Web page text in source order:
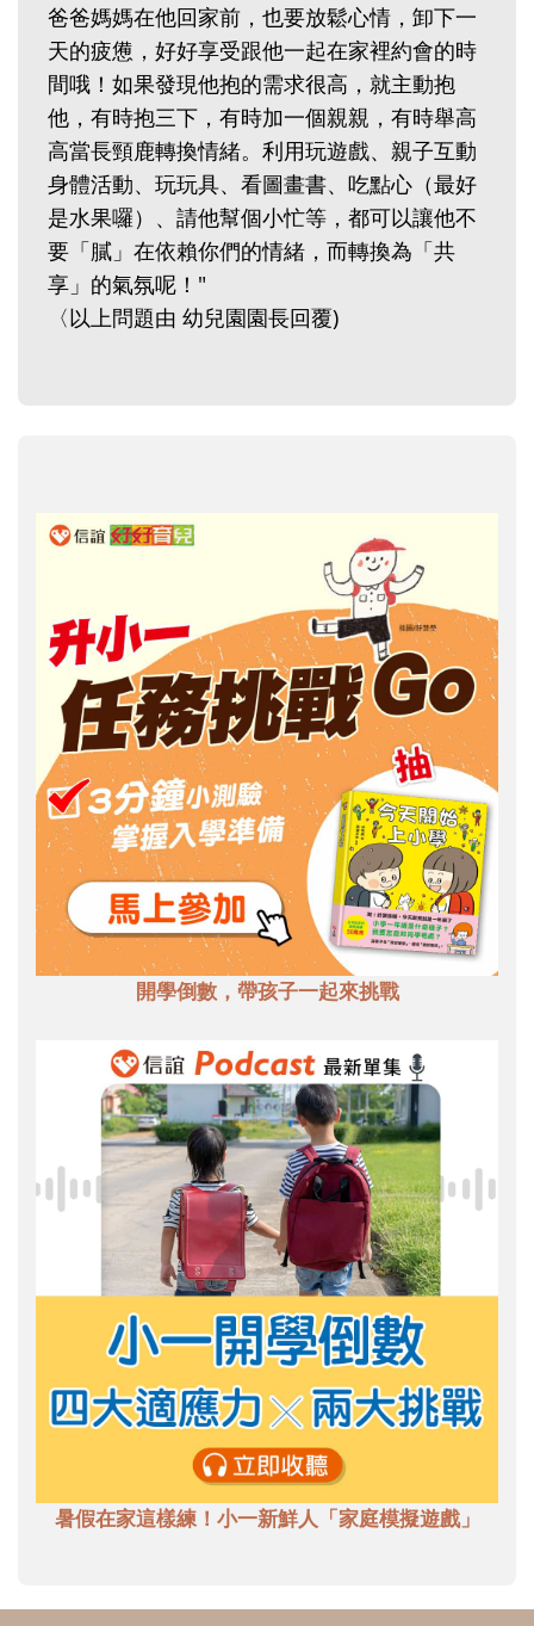
爸爸媽媽在他回家前，也要放鬆心情，卸下一
天的疲憊，好好享受跟他一起在家裡約會的時
間哦！如果發現他抱的需求很高，就主動抱
他，有時抱三下，有時加一個親親，有時舉高
高當長頸鹿轉換情緒。利用玩遊戲、親子互動
身體活動、玩玩具、看圖畫書、吃點心（最好
是水果囉）、請他幫個小忙等，都可以讓他不
要「膩」在依賴你們的情緒，而轉換為「共
享」的氣氛呢！"
〈以上問題由 幼兒園園長回覆)
開學倒數，帶孩子一起來挑戰
暑假在家這樣練！小一新鮮人「家庭模擬遊戲」